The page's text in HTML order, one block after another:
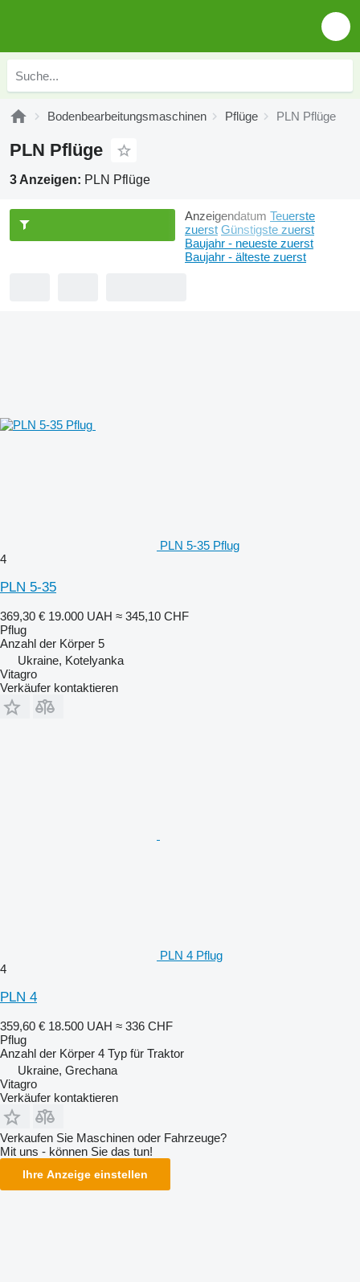
Bodenbearbeitungsmaschinen Pflüge PLN Pflüge
PLN Pflüge
3 Anzeigen: PLN Pflüge
Anzeigendatum Teuerste
zuerst Günstigste zuerst
Baujahr - neueste zuerst
Baujahr - älteste zuerst
PLN 5-35 Pflug
4
PLN 5-35
369,30 € 19.000 UAH ≈ 345,10 CHF
Pflug
Anzahl der Körper 5
Ukraine, Kotelyanka
Vitagro
Verkäufer kontaktieren
PLN 4 Pflug
4
PLN 4
359,60 € 18.500 UAH ≈ 336 CHF
Pflug
Anzahl der Körper 4 Typ für Traktor
Ukraine, Grechana
Vitagro
Verkäufer kontaktieren
Verkaufen Sie Maschinen oder Fahrzeuge?
Mit uns - können Sie das tun!
Ihre Anzeige einstellen